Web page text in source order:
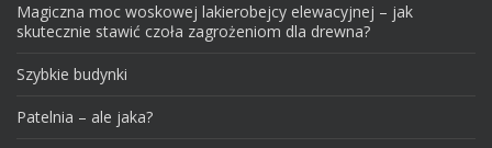
Magiczna moc woskowej lakierobejcy elewacyjnej – jak
skutecznie stawić czoła zagrożeniom dla drewna?
Szybkie budynki
Patelnia – ale jaka?